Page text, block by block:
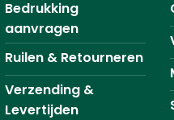
Bedrukking
aanvragen
Ruilen & Retourneren
Verzending &
Levertijden